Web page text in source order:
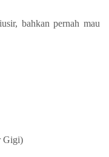
bahkan pernah mau
Gigi)